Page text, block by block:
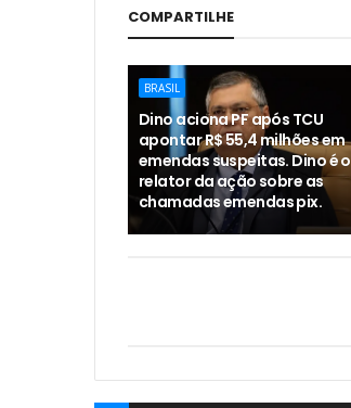
COMPARTILHE
BRASIL
Dino aciona PF após TCU
apontar R$ 55,4 milhões em
emendas suspeitas. Dino é o
relator da ação sobre as
chamadas emendas pix.